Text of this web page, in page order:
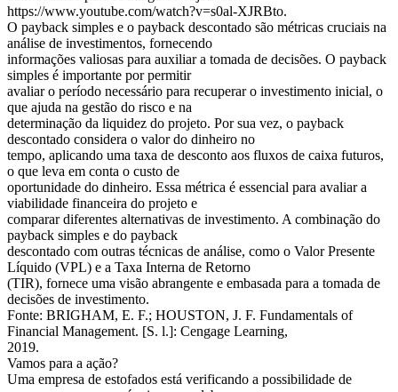
https://www.youtube.com/watch?v=s0al-XJRBto.
O payback simples e o payback descontado são métricas cruciais na
análise de investimentos, fornecendo
informações valiosas para auxiliar a tomada de decisões. O payback
simples é importante por permitir
avaliar o período necessário para recuperar o investimento inicial, o
que ajuda na gestão do risco e na
determinação da liquidez do projeto. Por sua vez, o payback
descontado considera o valor do dinheiro no
tempo, aplicando uma taxa de desconto aos fluxos de caixa futuros,
o que leva em conta o custo de
oportunidade do dinheiro. Essa métrica é essencial para avaliar a
viabilidade financeira do projeto e
comparar diferentes alternativas de investimento. A combinação do
payback simples e do payback
descontado com outras técnicas de análise, como o Valor Presente
Líquido (VPL) e a Taxa Interna de Retorno
(TIR), fornece uma visão abrangente e embasada para a tomada de
decisões de investimento.
Fonte: BRIGHAM, E. F.; HOUSTON, J. F. Fundamentals of
Financial Management. [S. l.]: Cengage Learning,
2019.
Vamos para a ação?
Uma empresa de estofados está verificando a possibilidade de